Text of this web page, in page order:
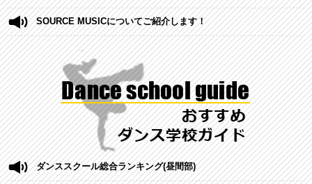
SOURCE MUSICについてご紹介します！
ダンススクール総合ランキング(昼間部)